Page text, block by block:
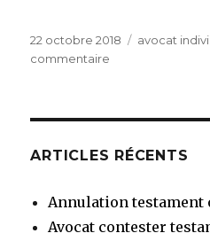
Publié
le
22 octobre 2018 Catégories
avocat
commentaire
ARTICLES RÉCENTS
Annulation testament
Avocat contester